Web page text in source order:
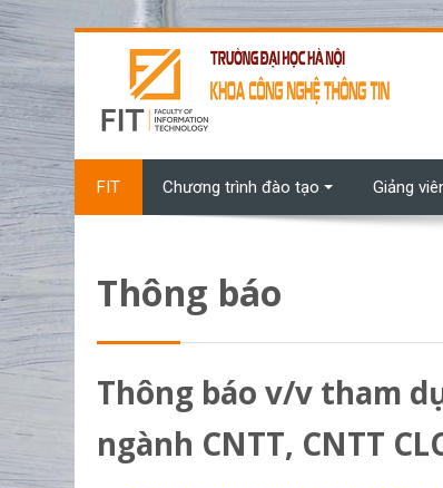
Chuyển tới nội dung chính
FIT Chương trình đào tạo Giảng
Thông báo
Thông báo v/v tham
ngành CNTT, CNTT